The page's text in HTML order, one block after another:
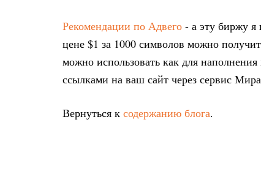
Рекомендации по Адвего - а эту биржу я
цене $1 за 1000 символов можно
можно использовать как для
ссылками на ваш сайт через сервис
Вернуться к содержанию блога.